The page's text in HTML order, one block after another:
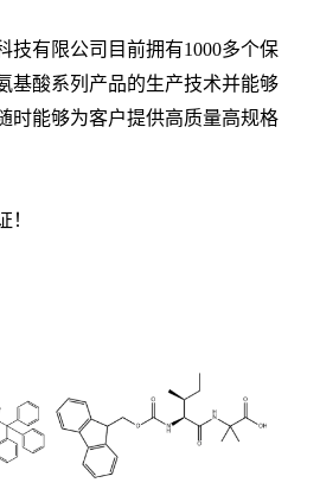
技有限公司目前拥有1000多个保
基酸系列产品的生产技术并能够
时能够为客户提供高质量高规格
！